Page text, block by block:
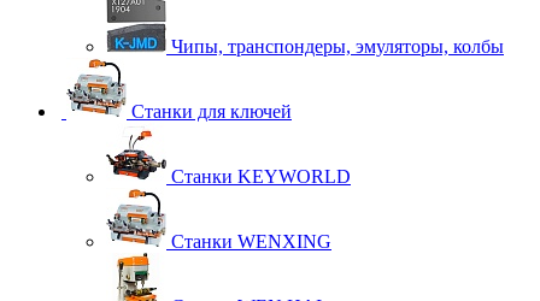
Чипы, транспондеры, эмуляторы, колбы
Станки для ключей
Станки KEYWORLD
Станки WENXING